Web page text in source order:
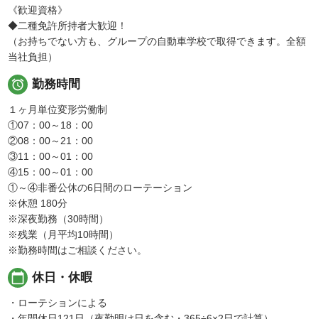
《歓迎資格》
◆二種免許所持者大歓迎！
（お持ちでない方も、グループの自動車学校で取得できます。全額
当社負担）
 勤務時間
１ヶ月単位変形労働制
①07：00～18：00
②08：00～21：00
③11：00～01：00
④15：00～01：00
①～④非番公休の6日間のローテーション
※休憩 180分
※深夜勤務（30時間）
※残業（月平均10時間）
※勤務時間はご相談ください。
calendar_today 休日・休暇
・ローテションによる